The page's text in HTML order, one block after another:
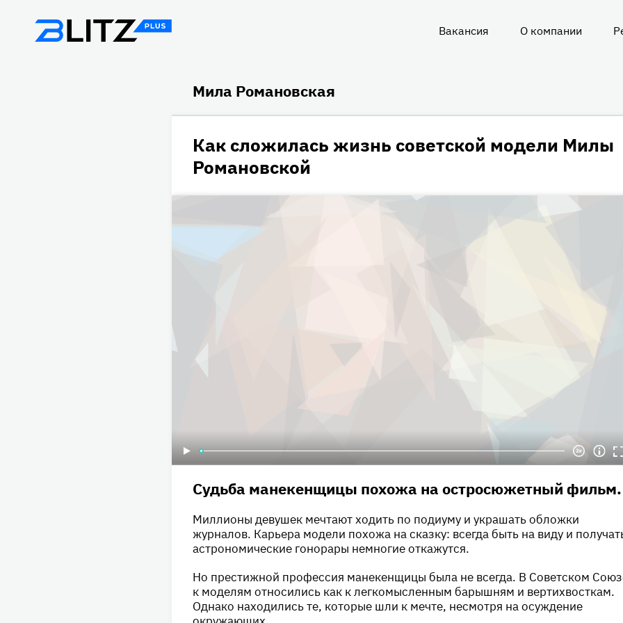
Вакансия О компании
Мила Романовская
Как сложилась жизнь советской модели Милы
Романовской
Судьба манекенщицы похожа на остросюжетный фильм.
Миллионы девушек мечтают ходить по подиуму и украшать обложки
журналов. Карьера модели похожа на сказку: всегда быть на виду и
астрономические гонорары немногие откажутся.
Но престижной профессия манекенщицы была не всегда. В Советском
к моделям относились как к легкомысленным барышням и вертихвосткам.
Однако находились те, которые шли к мечте, несмотря на осуждение